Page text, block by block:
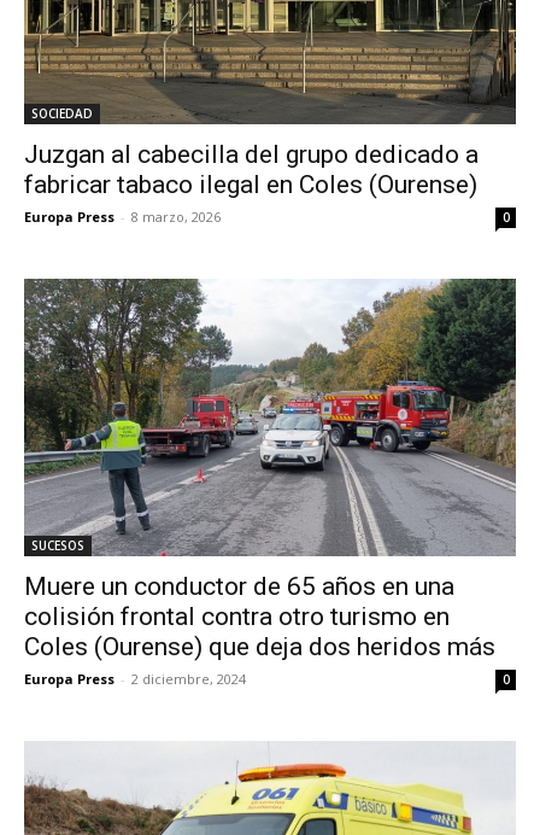
SOCIEDAD
Juzgan al cabecilla del grupo dedicado a
fabricar tabaco ilegal en Coles (Ourense)
Europa Press - 8 marzo, 2026 0
SUCESOS
Muere un conductor de 65 años en una
colisión frontal contra otro turismo en
Coles (Ourense) que deja dos heridos más
Europa Press - 2 diciembre, 2024 0